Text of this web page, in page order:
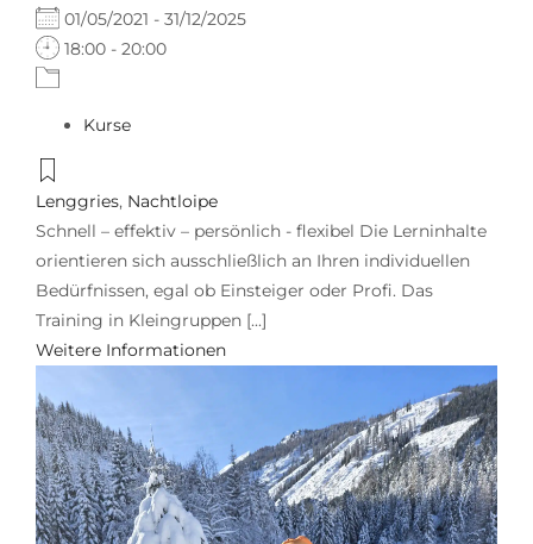
01/05/2021 - 31/12/2025
18:00 - 20:00
Kurse
Lenggries, Nachtloipe
Schnell – effektiv – persönlich - flexibel Die Lerninhalte
orientieren sich ausschließlich an Ihren individuellen
Bedürfnissen, egal ob Einsteiger oder Profi. Das
Training in Kleingruppen [...]
Weitere Informationen